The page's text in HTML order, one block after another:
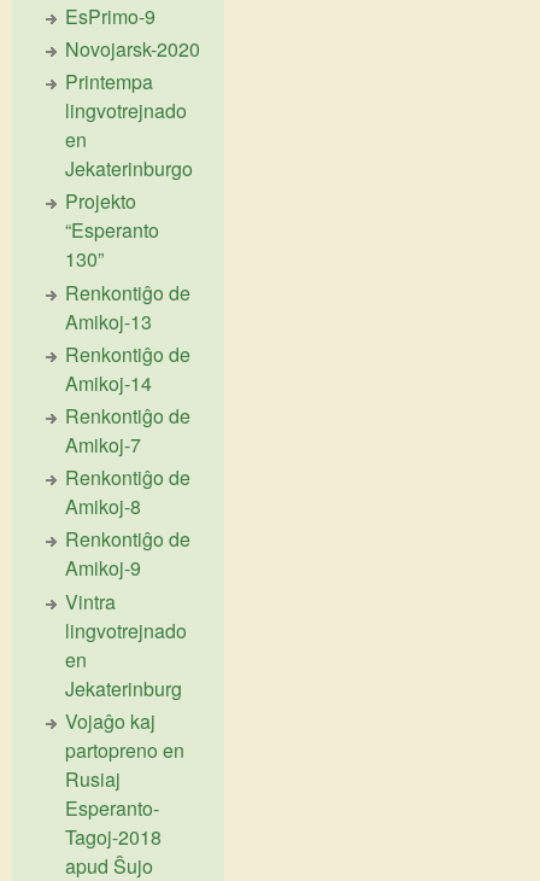
EsPrimo-9
Novojarsk-2020
Printempa
lingvotrejnado
en
Jekaterinburgo
Projekto
“Esperanto
130”
Renkontiĝo de
Amikoj-13
Renkontiĝo de
Amikoj-14
Renkontiĝo de
Amikoj-7
Renkontiĝo de
Amikoj-8
Renkontiĝo de
Amikoj-9
Vintra
lingvotrejnado
en
Jekaterinburg
Vojaĝo kaj
partopreno en
Rusiaj
Esperanto-
Tagoj-2018
apud Ŝujo